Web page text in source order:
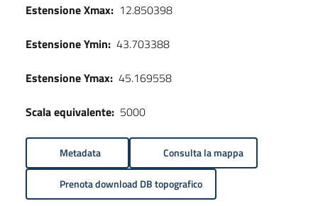
Estensione Xmax: 12.850398
Estensione Ymin: 43.703388
Estensione Ymax: 45.169558
Scala equivalente: 5000
Metadata Consulta la mappa
Prenota download DB topografico